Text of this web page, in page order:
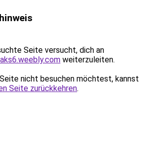
Seite versucht, dich an
weiterzuleiten.
nicht besuchen möchtest, kannst
Seite zurückkehren.